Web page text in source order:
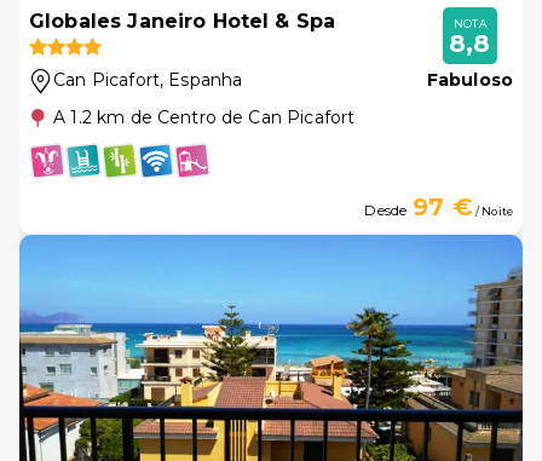
Globales Janeiro Hotel & Spa
Can Picafort, Espanha
A 1.2 km de Centro de Can Picafort
NOTA
8,8
Fabuloso
Desde 97 €/ Noite